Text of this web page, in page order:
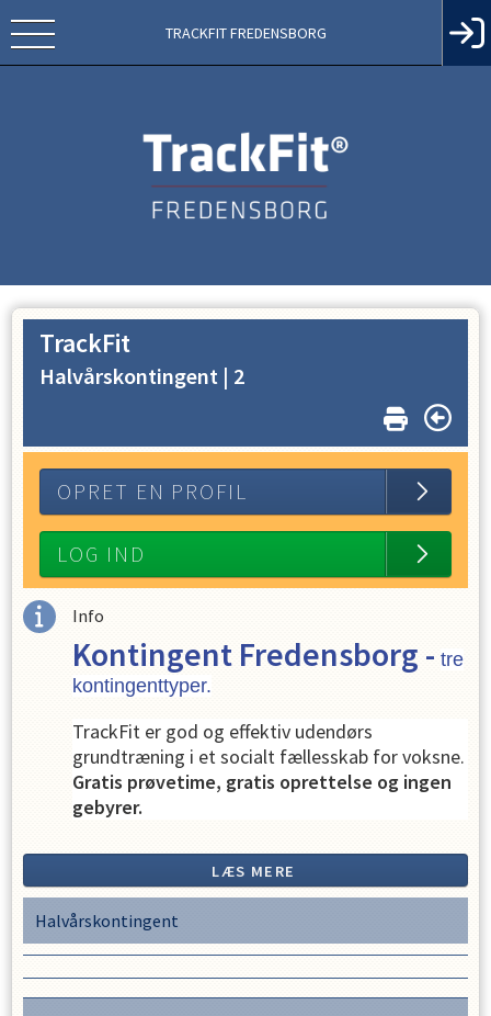
TRACKFIT FREDENSBORG
TrackFit
Halvårskontingent | 2
OPRET EN PROFIL
LOG IND
Info
Kontingent Fredensborg - tre
kontingenttyper.
TrackFit er god og effektiv udendørs
grundtræning i et socialt fællesskab for voksne.
Gratis prøvetime, gratis oprettelse og ingen
gebyrer.
17.15-18.15 og lørdag kl. 9.15-10.15
Træningssted: Fredensborg Stadion,
Kastanievej 16, Fredensborg
LÆS MERE
Halvårskontingent